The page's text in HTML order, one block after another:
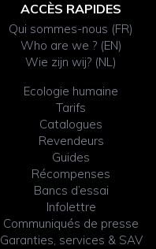
ACCÈS RAPIDES
Qui sommes-nous (FR)
Who are we ? (EN)
Wie zijn wij? (NL)
Ecologie humaine
Tarifs
Catalogues
Revendeurs
Guides
Récompenses
Bancs d’essai
Infolettre
Communiqués de presse
Garanties, services & SAV